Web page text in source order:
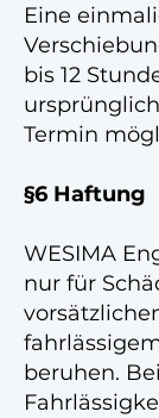
Eine
bis 12
Termin
§6 Haftung
WESIMA
nur für
beruhen.